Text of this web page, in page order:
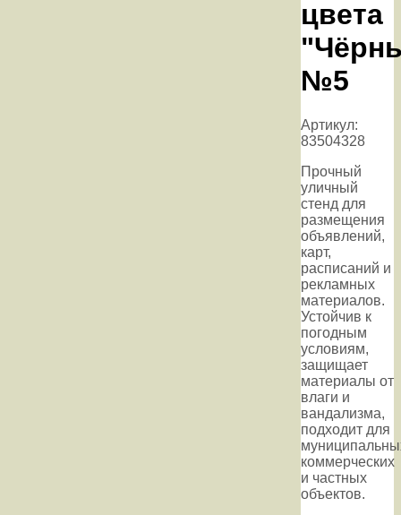
цвета
№5
Артикул:
83504328
Прочный
уличный
стенд для
размещения
объявлений,
карт,
расписаний и
рекламных
материалов.
Устойчив к
погодным
условиям,
защищает
материалы от
влаги и
вандализма,
подходит для
коммерческих
и частных
объектов.